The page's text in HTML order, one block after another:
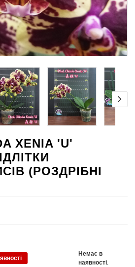
XENIA 'U'
(РОЗДРІБНІ
Немає в
наявності